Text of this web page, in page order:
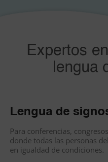
Expertos
lengua
Lengua de
Para conferencias,
donde todas las personas
en igualdad de condiciones.